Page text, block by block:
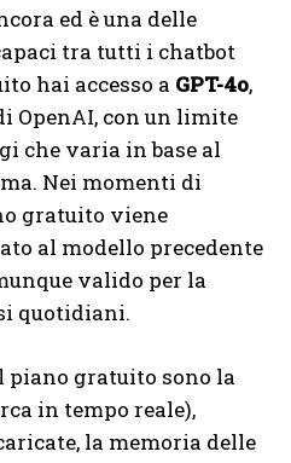
ed è una delle
tra tutti i chatbot
hai accesso a GPT-4o,
OpenAI, con un limite
che varia in base al
Nei momenti di
gratuito viene
al modello precedente
valido per la
quotidiani.
piano gratuito sono la
in tempo reale),
la memoria delle